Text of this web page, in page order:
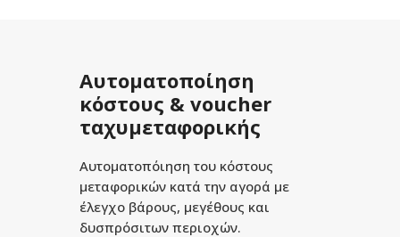
Αυτοματοποίηση
κόστους & voucher
ταχυμεταφορικής
Αυτοματοπόιηση του κόστους
μεταφορικών κατά την αγορά με
έλεγχο βάρους, μεγέθους και
δυσπρόσιτων περιοχών.